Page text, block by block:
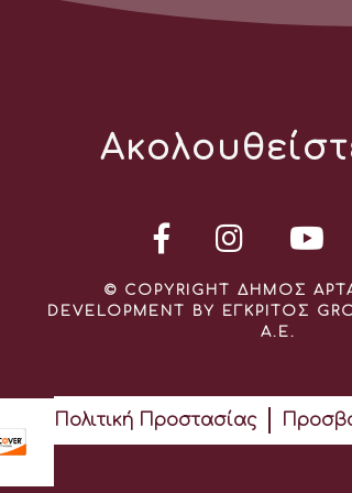
© COPYRIGHT ΔΗΜΟΣ
DEVELOPMENT BY ΕΓΚΡΙΤΟΣ
Α.Ε.
Πολιτική Προστασίας